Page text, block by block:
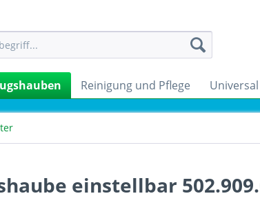
Reinigung und Pflege Universal
einstellbar